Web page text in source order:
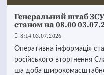
Генеральний штаб
станом на 08.00
8:14 03.07.2026
Оперативна інформація
російського вторгнення
ша доба